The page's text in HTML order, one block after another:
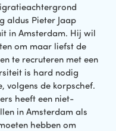
aldus Pieter Jaap
in Amsterdam. Hij wil
om maar liefst de
te recruteren met een
is hard nodig
volgens de korpschef.
heeft een niet-
in Amsterdam als
hebben om